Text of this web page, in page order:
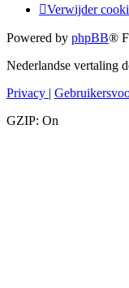
Verwijder
Powered by phpBB®
Nederlandse vertaling
Privacy |
GZIP: On